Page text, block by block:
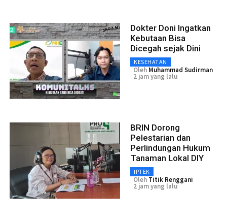
Dokter Doni Ingatkan
Kebutaan Bisa
Dicegah sejak Dini
KESEHATAN
Oleh Muhammad Sudirman
2 jam yang lalu
BRIN Dorong
Pelestarian dan
Perlindungan Hukum
Tanaman Lokal DIY
IPTEK
Oleh Titik Renggani
2 jam yang lalu